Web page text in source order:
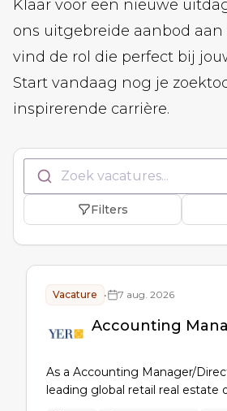
Klaar voor een nieuwe
ons uitgebreide aanbod aan
vind de rol die perfect bij
Start vandaag nog je
inspirerende carrière.
Zoek vacatures...
Filters
Vacature • 7 aug. 2026
Accounting
As a Accounting Manager/
leading global retail real estate